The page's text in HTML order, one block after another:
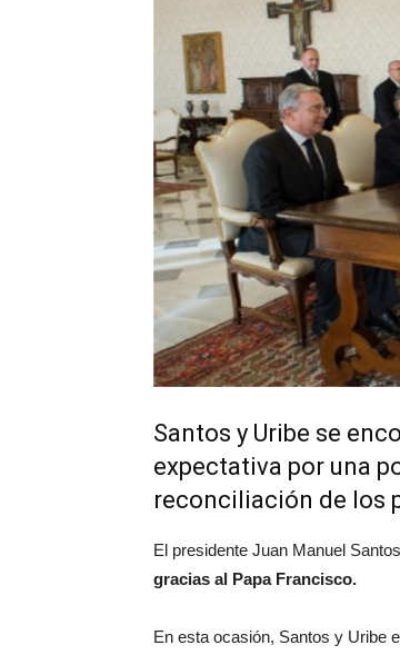
Santos y Uribe se
expectativa por una
reconciliación de los
El presidente Juan Manuel
gracias al Papa Francisco.
En esta ocasión, Santos y Uribe